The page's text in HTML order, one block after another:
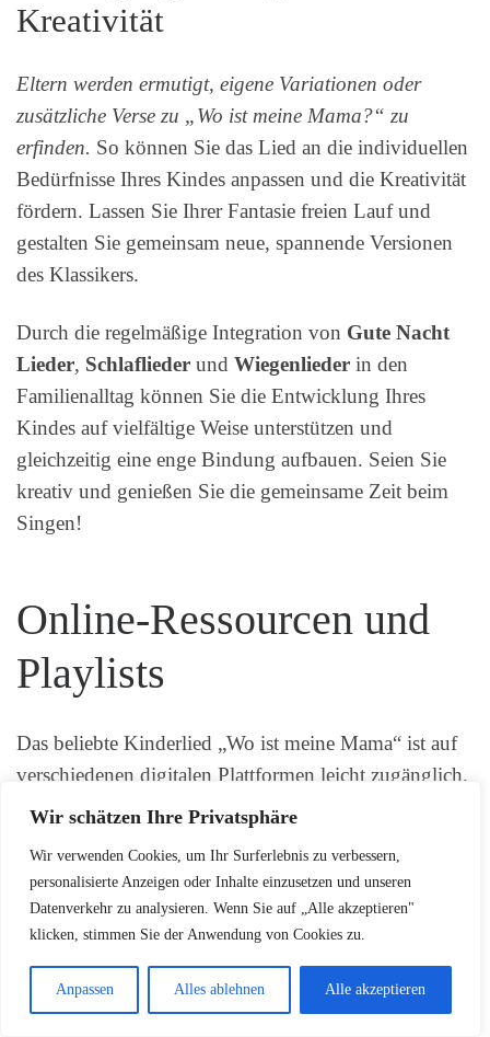
Wir schätzen Ihre Privatsphäre
Wir verwenden Cookies, um Ihr Surferlebnis zu verbessern,
personalisierte Anzeigen oder Inhalte einzusetzen und unseren
Datenverkehr zu analysieren. Wenn Sie auf „Alle akzeptieren"
klicken, stimmen Sie der Anwendung von Cookies zu.
Anpassen Alles ablehnen Alle akzeptieren
Kreativität
Eltern werden ermutigt, eigene Variationen oder
zusätzliche Verse zu „Wo ist meine Mama?“ zu
erfinden. So können Sie das Lied an die individuellen
Bedürfnisse Ihres Kindes anpassen und die Kreativität
fördern. Lassen Sie Ihrer Fantasie freien Lauf und
gestalten Sie gemeinsam neue, spannende Versionen
des Klassikers.
Durch die regelmäßige Integration von Gute Nacht
Lieder, Schlaflieder und Wiegenlieder in den
Familienalltag können Sie die Entwicklung Ihres
Kindes auf vielfältige Weise unterstützen und
gleichzeitig eine enge Bindung aufbauen. Seien Sie
kreativ und genießen Sie die gemeinsame Zeit beim
Singen!
Online-Ressourcen und
Playlists
Das beliebte Kinderlied „Wo ist meine Mama“ ist auf
verschiedenen digitalen Plattformen leicht zugänglich.
Eltern und Kinder können das Lied auf
über 7,6 Millionen Aufrufe verzeichnet. Darüber
hinaus ist es auch aufBabymusik-Streaming-Diensten
wie Boomplay zu finden.
Neben YouTube bieten auch andere empfehlenswerte